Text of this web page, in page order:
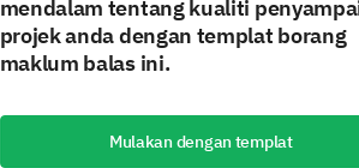
mendalam tentang kualiti
projek anda dengan templat borang
maklum balas ini.
Mulakan dengan templat